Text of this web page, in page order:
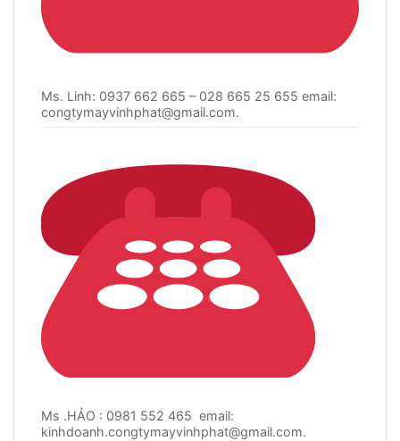
Ms. Linh: 0937 662 665 – 028 665 25 655 email:
congtymayvinhphat@gmail.com.
Ms .HẢO : 0981 552 465 email:
kinhdoanh.congtymayvinhphat@gmail.com.